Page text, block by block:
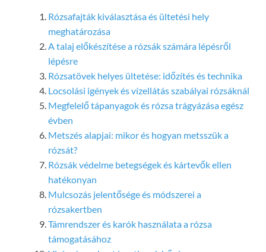
Rózsafajták kiválasztása és ültetési hely
meghatározása
A talaj előkészítése a rózsák számára lépésről
lépésre
Rózsatövek helyes ültetése: időzítés és technika
Locsolási igények és vízellátás szabályai rózsáknál
Megfelelő tápanyagok és rózsa trágyázása egész
évben
Metszés alapjai: mikor és hogyan metsszük a
rózsát?
Rózsák védelme betegségek és kártevők ellen
hatékonyan
Mulcsozás jelentősége és módszerei a
rózsakertben
Támrendszer és karók használata a rózsa
támogatásához